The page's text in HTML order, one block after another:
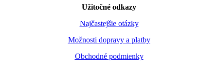
Užitočné odkazy
Najčastejšie otázky
Možnosti dopravy a platby
Obchodné podmienky